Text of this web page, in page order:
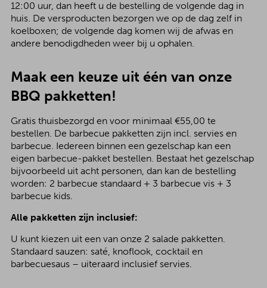
12:00 uur, dan heeft u de bestelling de volgende dag in
huis. De versproducten bezorgen we op de dag zelf in
koelboxen; de volgende dag komen wij de afwas en
andere benodigdheden weer bij u ophalen.
Maak een keuze uit één van onze
BBQ pakketten!
Gratis thuisbezorgd en voor minimaal €55,00 te
bestellen. De barbecue pakketten zijn incl. servies en
barbecue. Iedereen binnen een gezelschap kan een
eigen barbecue-pakket bestellen. Bestaat het gezelschap
bijvoorbeeld uit acht personen, dan kan de bestelling
worden: 2 barbecue standaard + 3 barbecue vis + 3
barbecue kids.
Alle pakketten zijn inclusief:
U kunt kiezen uit een van onze 2 salade pakketten.
Standaard sauzen: saté, knoflook, cocktail en
barbecuesaus – uiteraard inclusief servies.